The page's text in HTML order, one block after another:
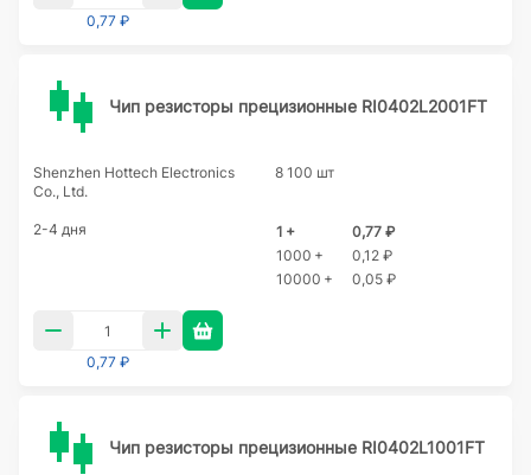
0,77 ₽
Чип резисторы прецизионные RI0402L2001FT
Shenzhen Hottech Electronics
Co., Ltd.
8 100 шт
2-4 дня 1 +
0,77 ₽
1000 +
0,12 ₽
10000 +
0,05 ₽
0,77 ₽
Чип резисторы прецизионные RI0402L1001FT